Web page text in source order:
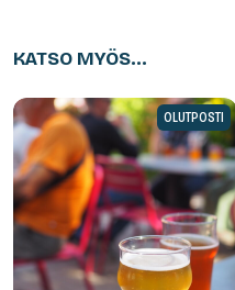
KATSO MYÖS...
OLUTPOSTI